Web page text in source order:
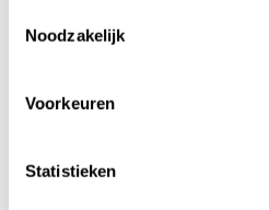
Noodzakelijk
Voorkeuren
Statistieken
3 nachten vanaf
Adults only!